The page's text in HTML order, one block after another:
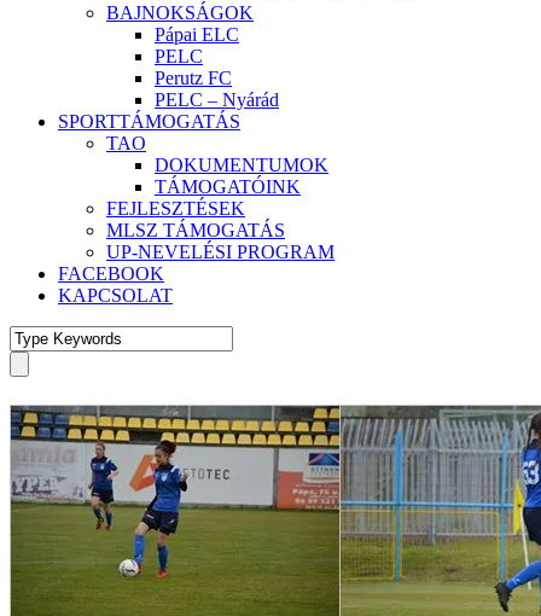
BAJNOKSÁGOK
Pápai ELC
PELC
Perutz FC
PELC – Nyárád
SPORTTÁMOGATÁS
TAO
DOKUMENTUMOK
TÁMOGATÓINK
FEJLESZTÉSEK
MLSZ TÁMOGATÁS
UP-NEVELÉSI PROGRAM
FACEBOOK
KAPCSOLAT